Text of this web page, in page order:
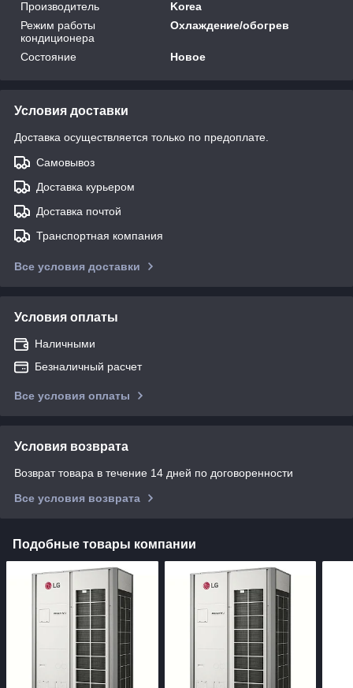
Производитель
Korea
Режим работы
кондиционера
Охлаждение/обогрев
Состояние Новое
Условия доставки
Доставка осуществляется только по предоплате.
Самовывоз
Доставка курьером
Доставка почтой
Транспортная компания
Все условия доставки
Условия оплаты
Наличными
Безналичный расчет
Все условия оплаты
Условия возврата
Возврат товара в течение 14 дней по договоренности
Все условия возврата
Подобные товары компании